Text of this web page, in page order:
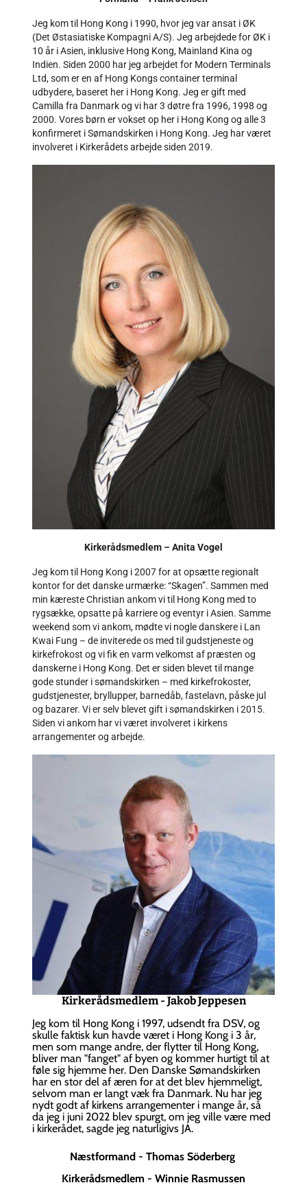
Jeg kom til Hong Kong i 1990, hvor jeg var ansat i ØK
(Det Østasiatiske Kompagni A/S). Jeg arbejdede for ØK i
10 år i Asien, inklusive Hong Kong, Mainland Kina og
Indien. Siden 2000 har jeg arbejdet for Modern Terminals
Ltd, som er en af Hong Kongs container terminal
udbydere, baseret her i Hong Kong. Jeg er gift med
Camilla fra Danmark og vi har 3 døtre fra 1996, 1998 og
2000. Vores børn er vokset op her i Hong Kong og alle 3
konfirmeret i Sømandskirken i Hong Kong. Jeg har været
involveret i Kirkerådets arbejde siden 2019.
Kirkerådsmedlem –Anita Vogel
Jeg kom til Hong Kong i 2007 for at opsætte regionalt
kontor for det danske urmærke: “Skagen”. Sammen med
min kæreste Christian ankom vi til Hong Kong med to
rygsække, opsatte på karriere og eventyr i Asien. Samme
weekend som vi ankom, mødte vi nogle danskere i Lan
Kwai Fung – de inviterede os med til gudstjeneste og
kirkefrokost og vi fik en varm velkomst af præsten og
danskerne i Hong Kong. Det er siden blevet til mange
gode stunder i sømandskirken – med kirkefrokoster,
gudstjenester, bryllupper, barnedåb, fastelavn, påske jul
og bazarer. Vi er selv blevet gift i sømandskirken i 2015.
Siden vi ankom har vi været involveret i kirkens
arrangementer og arbejde.
Kirkerådsmedlem - Jakob Jeppesen
Jeg kom til Hong Kong i 1997, udsendt fra DSV, og
skulle faktisk kun havde været i Hong Kong i 3 år,
men som mange andre, der flytter til Hong Kong,
bliver man "fanget" af byen og kommer hurtigt til at
føle sig hjemme her. Den Danske Sømandskirken
har en stor del af æren for at det blev hjemmeligt,
selvom man er langt væk fra Danmark. Nu har jeg
nydt godt af kirkens arrangementer i mange år, så
da jeg i juni 2022 blev spurgt, om jeg ville være med
i kirkerådet, sagde jeg naturligivs JA.
Næstformand - Thomas Söderberg
Kirkerådsmedlem - Winnie Rasmussen